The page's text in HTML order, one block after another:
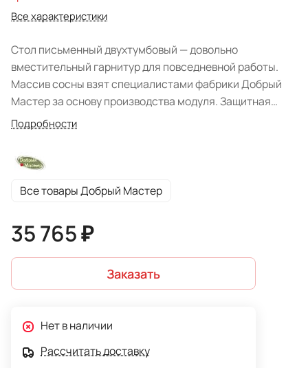
Все характеристики
Стол письменный двухтумбовый — довольно
вместительный гарнитур для повседневной работы.
Массив сосны взят специалистами фабрики Добрый
Мастер за основу производства модуля. Защитная
отделка поверхности выполнена прозрачным лаком, не
вариант востребован для детских комнат или
домашних рабочих кабинетов. Опорой прямоугольной
столешницы выступают две тумбы, расположенные по
канцелярские мелочи, а на полках за глухими
распашными дверями — документы, бумагу, тетради и
пр. Профилированная филёнка на фасадах ящиков или
дверей выступает декоративным элементом.
Прочности и устойчивости конструкции добавляет
Цветовое исполнение — "Натуральная сосна". Выбор
владельцев: только с ящиками, только с тумбами за
Подробности
Все товары Добрый Мастер
35 765 ₽
Заказать
Нет в наличии
Рассчитать доставку